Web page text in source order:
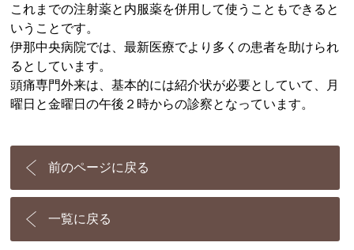
これまでの注射薬と内服薬を併用して使うこともできると
いうことです。
伊那中央病院では、最新医療でより多くの患者を助けられ
るとしています。
頭痛専門外来は、基本的には紹介状が必要としていて、月
曜日と金曜日の午後２時からの診察となっています。
前のページに戻る
一覧に戻る